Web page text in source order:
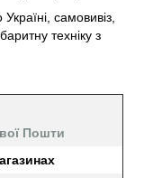
самовивіз,
техніку з
Пошти